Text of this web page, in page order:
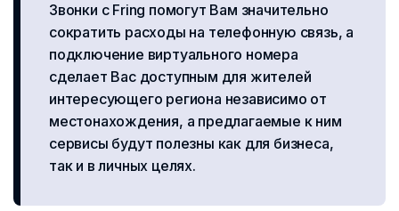
Звонки с Fring помогут Вам значительно
сократить расходы на телефонную связь, а
подключение виртуального номера
сделает Вас доступным для жителей
интересующего региона независимо от
местонахождения, а предлагаемые к ним
сервисы будут полезны как для бизнеса,
так и в личных целях.